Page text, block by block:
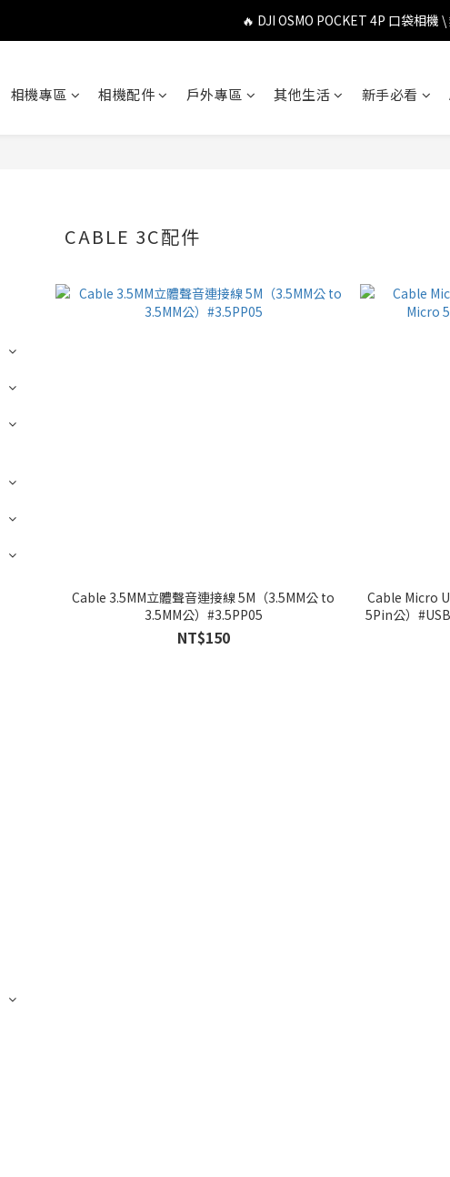
🔥 DJI OSMO POCKET 4P 口袋相機
🔥 DJI OSMO POCKET 4P 口袋相機
🔥 Insta360 GO Ultra Hello Kitty 聯名限
相機專區 相機配件 戶外專區 其他生活 新手必看
CABLE 3C配件
Cable 3.5MM立體聲音連接線 5M（3.5MM公 to
3.5MM公）#3.5PP05
NT$150
Cable Micro
5Pin公）